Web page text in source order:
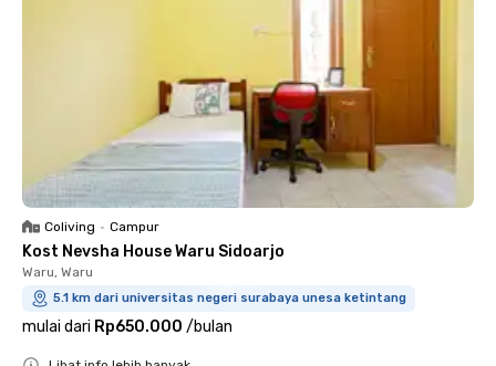
Coliving • Campur
Kost Nevsha House Waru Sidoarjo
Waru, Waru
5.1 km dari universitas negeri surabaya unesa ketintang
mulai dari Rp650.000 /bulan